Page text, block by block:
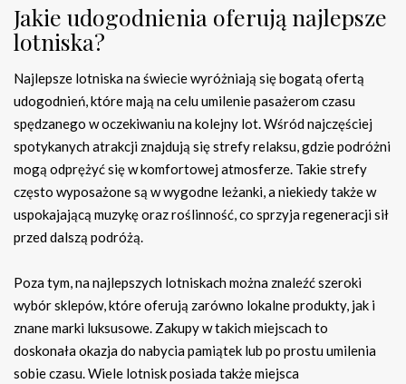
Jakie udogodnienia oferują najlepsze
lotniska?
Najlepsze lotniska na świecie wyróżniają się bogatą ofertą
udogodnień, które mają na celu umilenie pasażerom czasu
spędzanego w oczekiwaniu na kolejny lot. Wśród najczęściej
spotykanych atrakcji znajdują się strefy relaksu, gdzie podróżni
mogą odprężyć się w komfortowej atmosferze. Takie strefy
często wyposażone są w wygodne leżanki, a niekiedy także w
uspokajającą muzykę oraz roślinność, co sprzyja regeneracji sił
przed dalszą podróżą.
Poza tym, na najlepszych lotniskach można znaleźć szeroki
wybór sklepów, które oferują zarówno lokalne produkty, jak i
znane marki luksusowe. Zakupy w takich miejscach to
doskonała okazja do nabycia pamiątek lub po prostu umilenia
sobie czasu. Wiele lotnisk posiada także miejsca